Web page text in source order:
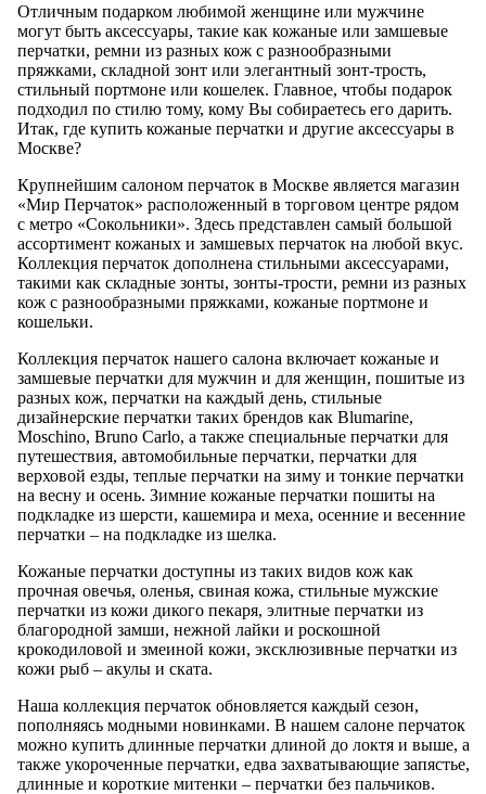
Отличным подарком любимой женщине или мужчине
могут быть аксессуары, такие как кожаные или замшевые
перчатки, ремни из разных кож с разнообразными
пряжками, складной зонт или элегантный зонт-трость,
стильный портмоне или кошелек. Главное, чтобы подарок
подходил по стилю тому, кому Вы собираетесь его дарить.
Итак, где купить кожаные перчатки и другие аксессуары в
Москве?
Крупнейшим салоном перчаток в Москве является магазин
«Мир Перчаток» расположенный в торговом центре рядом
с метро «Сокольники». Здесь представлен самый большой
ассортимент кожаных и замшевых перчаток на любой вкус.
Коллекция перчаток дополнена стильными аксессуарами,
такими как складные зонты, зонты-трости, ремни из разных
кож с разнообразными пряжками, кожаные портмоне и
кошельки.
Коллекция перчаток нашего салона включает кожаные и
замшевые перчатки для мужчин и для женщин, пошитые из
разных кож, перчатки на каждый день, стильные
дизайнерские перчатки таких брендов как Blumarine,
Moschino, Bruno Carlo, а также специальные перчатки для
путешествия, автомобильные перчатки, перчатки для
верховой езды, теплые перчатки на зиму и тонкие перчатки
на весну и осень. Зимние кожаные перчатки пошиты на
подкладке из шерсти, кашемира и меха, осенние и весенние
перчатки – на подкладке из шелка.
Кожаные перчатки доступны из таких видов кож как
прочная овечья, оленья, свиная кожа, стильные мужские
перчатки из кожи дикого пекаря, элитные перчатки из
благородной замши, нежной лайки и роскошной
крокодиловой и змеиной кожи, эксклюзивные перчатки из
кожи рыб – акулы и ската.
Наша коллекция перчаток обновляется каждый сезон,
пополняясь модными новинками. В нашем салоне перчаток
можно купить длинные перчатки длиной до локтя и выше, а
также укороченные перчатки, едва захватывающие запястье,
длинные и короткие митенки – перчатки без пальчиков.